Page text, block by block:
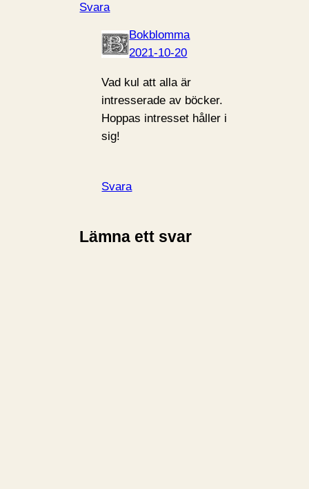
Svara
Bokblomma
2021-10-20
Vad kul att alla är
intresserade av böcker.
Hoppas intresset håller i
sig!
Svara
Lämna ett svar